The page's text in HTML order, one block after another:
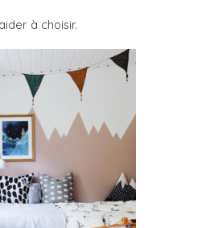
à choisir.